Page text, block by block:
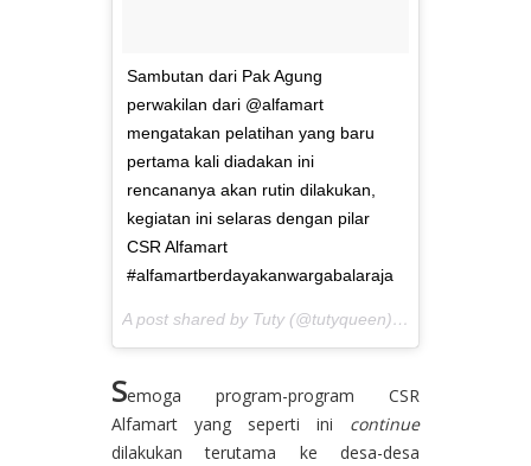
Sambutan dari Pak Agung
perwakilan dari @alfamart
mengatakan pelatihan yang baru
pertama kali diadakan ini
rencananya akan rutin dilakukan,
kegiatan ini selaras dengan pilar
CSR Alfamart
#alfamartberdayakanwargabalaraja
A post shared by Tuty (@tutyqueen) on
Semoga program-program CSR
Alfamart yang seperti ini continue
dilakukan terutama ke desa-desa